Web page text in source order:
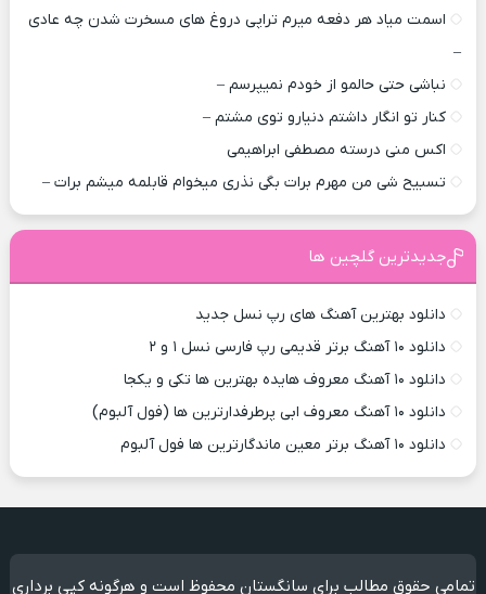
اسمت میاد هر دفعه میرم تراپی دروغ‌ های مسخرت شدن چه عادی
–
نباشی حتی حالمو از خودم نمیپرسم –
کنار تو انگار داشتم دنیارو توی مشتم –
اکس منی درسته مصطفی ابراهیمی
تسبیح شی من مهرم برات بگی نذری میخوام قابلمه میشم برات –
جدیدترین گلچین ها
دانلود بهترین آهنگ های رپ نسل جدید
دانلود ۱۰ آهنگ برتر قدیمی رپ فارسی نسل ۱ و ۲
دانلود ۱۰ آهنگ معروف هایده بهترین ها تکی و یکجا
دانلود ۱۰ آهنگ معروف ابی پرطرفدارترین ها (فول آلبوم)
دانلود ۱۰ آهنگ برتر معین ماندگارترین ها فول آلبوم
تمامی حقوق مطالب برای سانگستان محفوظ است و هرگونه کپی برداری